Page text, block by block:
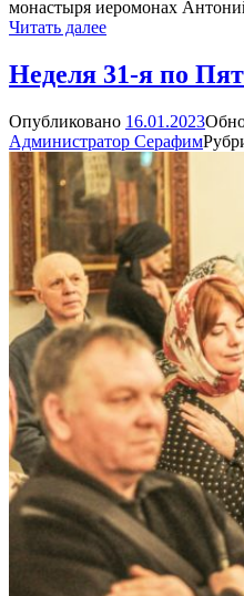
монастыря иеромонах
Читать далееМитрополит
и
епископ
совершили
Литургию
в
Крещенский
Сочельник
Неделя 31-я по
Опубликовано 16.01.2023
Администратор Серафим